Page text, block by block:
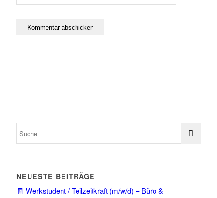
NEUESTE BEITRÄGE
🧾 Werkstudent / Teilzeitkraft (m/w/d) – Büro &